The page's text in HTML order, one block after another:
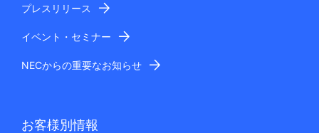
プレスリリース
イベント・セミナー
NECからの重要なお知らせ
お客様別情報